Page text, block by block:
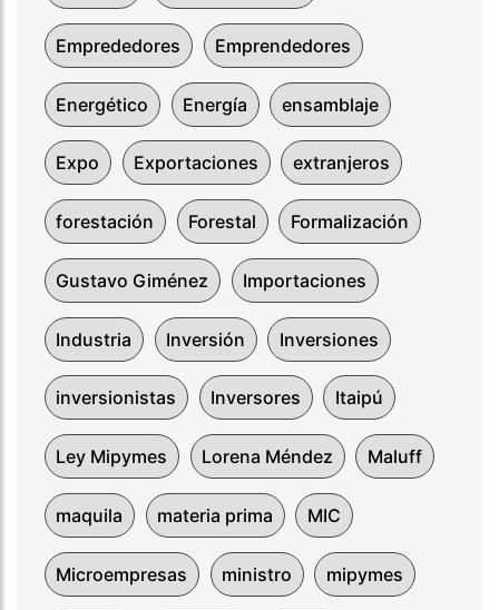
Emprededores Emprendedores
Energético Energía ensamblaje
Expo Exportaciones extranjeros
forestación Forestal Formalización
Gustavo Giménez Importaciones
Industria Inversión Inversiones
inversionistas Inversores Itaipú
Ley Mipymes Lorena Méndez Maluff
maquila materia prima MIC
Microempresas ministro mipymes